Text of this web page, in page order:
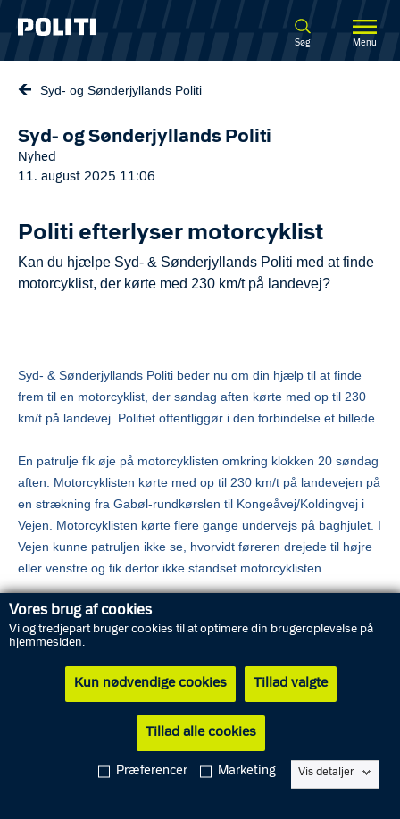
Vores brug af cookies
Vi og tredjepart bruger cookies til at optimere din brugeroplevelse på
hjemmesiden.
Kun nødvendige cookies Tillad valgte
Tillad alle cookies
Præferencer Marketing Vis detaljer
Spring til hovedindhold
Søg Menu
Syd- og Sønderjyllands Politi
Syd- og Sønderjyllands Politi
Nyhed
11. august 2025 11:06
Politi efterlyser motorcyklist
Kan du hjælpe Syd- & Sønderjyllands Politi med at finde
motorcyklist, der kørte med 230 km/t på landevej?
Syd- & Sønderjyllands Politi beder nu om din hjælp til at finde
frem til en motorcyklist, der søndag aften kørte med op til 230
km/t på landevej. Politiet offentliggør i den forbindelse et billede.
En patrulje fik øje på motorcyklisten omkring klokken 20 søndag
aften. Motorcyklisten kørte med op til 230 km/t på landevejen på
en strækning fra Gabøl-rundkørslen til Kongeåvej/Koldingvej i
Vejen. Motorcyklisten kørte flere gange undervejs på baghjulet. I
Vejen kunne patruljen ikke se, hvorvidt føreren drejede til højre
eller venstre og fik derfor ikke standset motorcyklisten.
Kan du hjælpe politiet, så ring på telefon 1-1-4 med dine
oplysninger.